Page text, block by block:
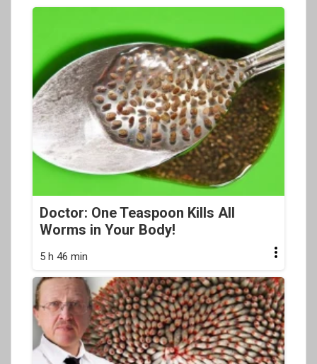
Doctor: One Teaspoon Kills All
Worms in Your Body!
5 h 46 min